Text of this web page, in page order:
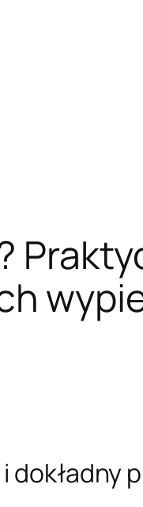
dokładny